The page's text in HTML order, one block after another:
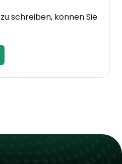
schreiben, können Sie